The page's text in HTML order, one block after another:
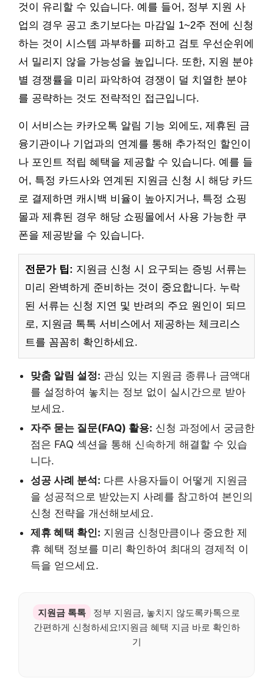
것이 유리할 수 있습니다. 예를 들어, 정부 지원 사
업의 경우 공고 초기보다는 마감일 1~2주 전에 신청
하는 것이 시스템 과부하를 피하고 검토 우선순위에
서 밀리지 않을 가능성을 높입니다. 또한, 지원 분야
별 경쟁률을 미리 파악하여 경쟁이 덜 치열한 분야
를 공략하는 것도 전략적인 접근입니다.
이 서비스는 카카오톡 알림 기능 외에도, 제휴된 금
융기관이나 기업과의 연계를 통해 추가적인 할인이
나 포인트 적립 혜택을 제공할 수 있습니다. 예를 들
어, 특정 카드사와 연계된 지원금 신청 시 해당 카드
로 결제하면 캐시백 비율이 높아지거나, 특정 쇼핑
몰과 제휴된 경우 해당 쇼핑몰에서 사용 가능한 쿠
폰을 제공받을 수 있습니다.
전문가 팁: 지원금 신청 시 요구되는 증빙 서류는
미리 완벽하게 준비하는 것이 중요합니다. 누락
된 서류는 신청 지연 및 반려의 주요 원인이 되므
로, 지원금 톡톡 서비스에서 제공하는 체크리스
트를 꼼꼼히 확인하세요.
맞춤 알림 설정: 관심 있는 지원금 종류나 금액대
를 설정하여 놓치는 정보 없이 실시간으로 받아
보세요.
자주 묻는 질문(FAQ) 활용: 신청 과정에서 궁금한
점은 FAQ 섹션을 통해 신속하게 해결할 수 있습
니다.
성공 사례 분석: 다른 사용자들이 어떻게 지원금
을 성공적으로 받았는지 사례를 참고하여 본인의
신청 전략을 개선해보세요.
제휴 혜택 확인: 지원금 신청만큼이나 중요한 제
휴 혜택 정보를 미리 확인하여 최대의 경제적 이
득을 얻으세요.
지원금 톡톡
정부 지원금, 놓치지 않도록카톡으로
간편하게 신청하세요!지원금 혜택 지금 바로 확인하
기